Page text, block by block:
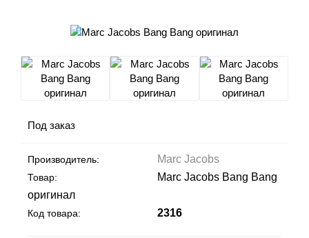
Под заказ
Производитель: Marc Jacobs
Товар:
Marc Jacobs Bang Bang
оригинал
Код товара: 2316